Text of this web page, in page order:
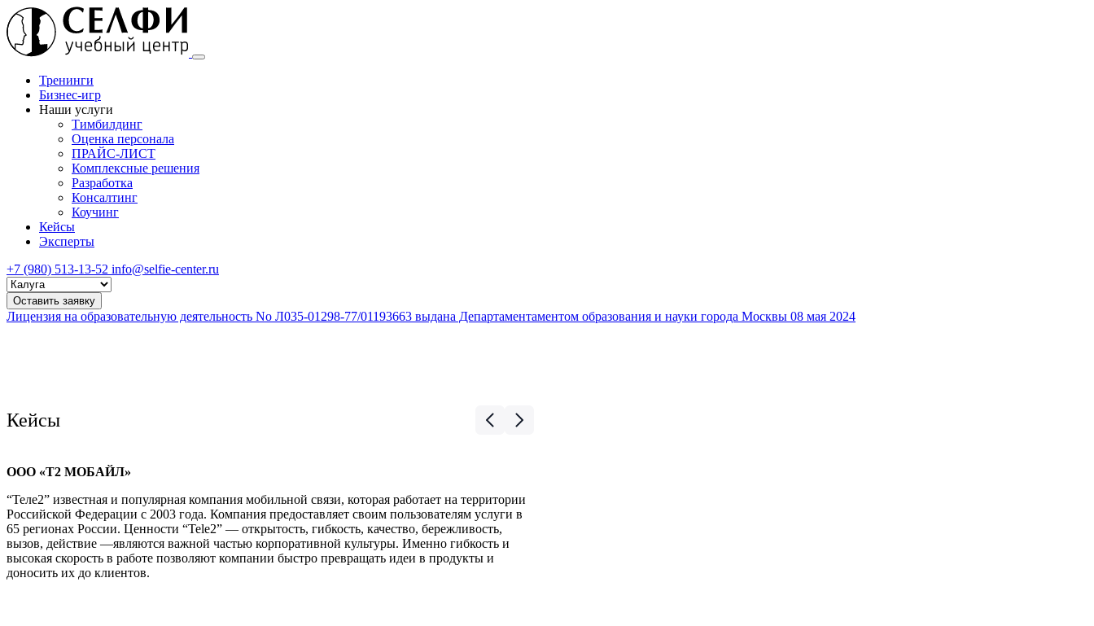
Тренинги
Бизнес-игр
Наши услуги
Тимбилдинг
Оценка персонала
ПРАЙС-ЛИСТ
Комплексные решения
Разработка
Консалтинг
Коучинг
Кейсы
Эксперты
+7 (980) 513-13-52 info@selfie-center.ru
Выберите
город
Оставить заявку
Лицензия на образовательную деятельность No Л035-01298-77/01193663 выдана Департаментаментом образования и науки города Москвы 08 мая 2024
Кейсы
ООО «Т2 МОБАЙЛ»
“Теле2” известная и популярная компания мобильной связи, которая работает на территории
Российской Федерации с 2003 года. Компания предоставляет своим пользователям услуги в
65 регионах России. Ценности “Tele2” — открытость, гибкость, качество, бережливость,
вызов, действие —являются важной частью корпоративной культуры. Именно гибкость и
высокая скорость в работе позволяют компании быстро превращать идеи в продукты и
доносить их до клиентов.